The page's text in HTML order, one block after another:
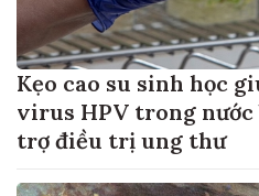
Kẹo cao su sinh học
virus HPV trong nước
trợ điều trị ung thư